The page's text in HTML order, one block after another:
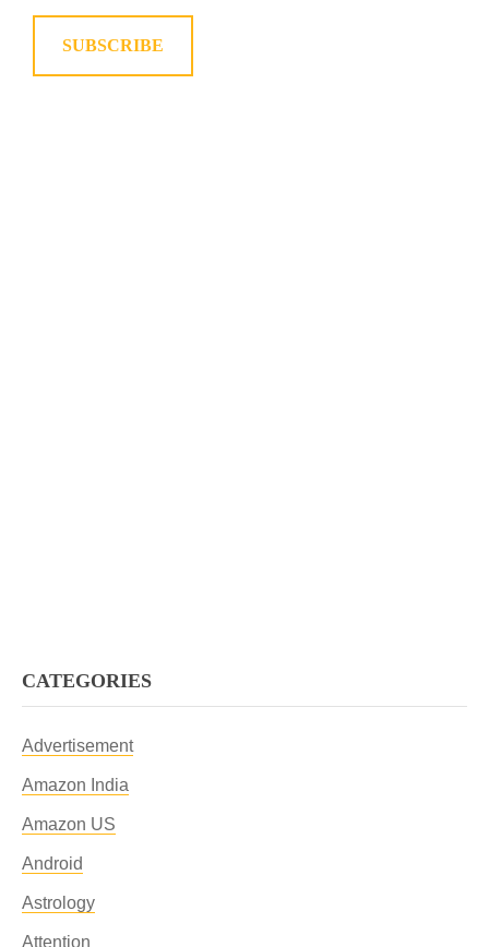
SUBSCRIBE
CATEGORIES
Advertisement
Amazon India
Amazon US
Android
Astrology
Attention